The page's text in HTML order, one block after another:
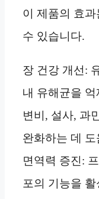
이 제품의 효
수 있습니다.
장 건강 개선:
내 유해균을
변비, 설사, 과
완화하는 데
면역력 증진:
포의 기능을